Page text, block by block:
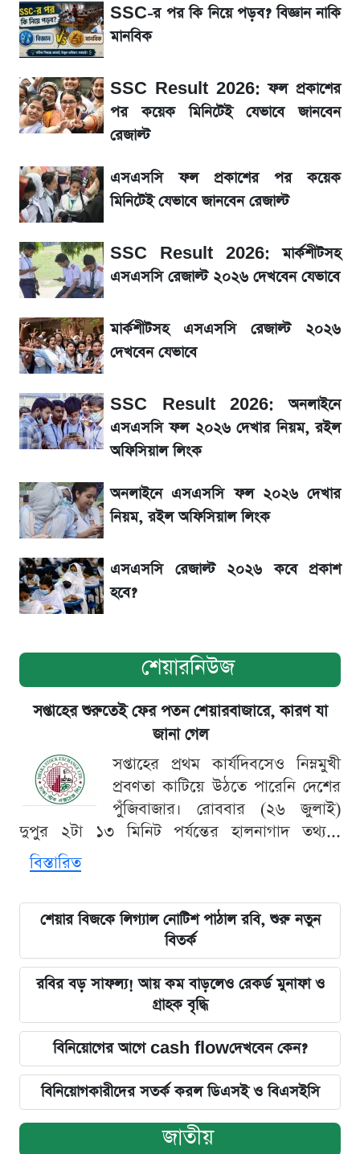
সাকিবের বাড়িতে হামলা নিয়ে মুখ খুললেন দিলীপ
ঘোষ
লিটনকে নিয়ে টিম ম্যানেজমেন্টের নতুন পরিকল্পনা
জেনে নিন আজকের সোনা ও রুপার সর্বশেষ দাম
আগামীকালই স্পষ্ট হবে এসএসসি ফল প্রকাশের
তারিখ
তাপমাত্রা নিয়ে নতুন পূর্বাভাস দিল আবহাওয়া অফিস
৬ আগস্ট দেশের বাজারে স্বর্ণের দাম
রবির বড় সাফল্য! আয় কম বাড়লেও রেকর্ড মুনাফা ও
গ্রাহক বৃদ্ধি
শেয়ার বিজকে লিগ্যাল নোটিশ পাঠাল রবি, শুরু নতুন
বিতর্ক
নিয়ম
SSC-র পর কি নিয়ে পড়ব? বিজ্ঞান নাকি
মানবিক
SSC Result 2026: ফল প্রকাশের
পর কয়েক মিনিটেই যেভাবে জানবেন
রেজাল্ট
এসএসসি ফল প্রকাশের পর কয়েক
মিনিটেই যেভাবে জানবেন রেজাল্ট
SSC Result 2026: মার্কশীটসহ
এসএসসি রেজাল্ট ২০২৬ দেখবেন যেভাবে
মার্কশীটসহ এসএসসি রেজাল্ট ২০২৬
দেখবেন যেভাবে
SSC Result 2026: অনলাইনে
এসএসসি ফল ২০২৬ দেখার নিয়ম, রইল
অফিসিয়াল লিংক
অনলাইনে এসএসসি ফল ২০২৬ দেখার
নিয়ম, রইল অফিসিয়াল লিংক
এসএসসি রেজাল্ট ২০২৬ কবে প্রকাশ
হবে?
শেয়ারনিউজ
সপ্তাহের শুরুতেই ফের পতন শেয়ারবাজারে, কারণ যা
জানা গেল
সপ্তাহের প্রথম কার্যদিবসেও নিম্নমুখী
প্রবণতা কাটিয়ে উঠতে পারেনি দেশের
পুঁজিবাজার। রোববার (২৬ জুলাই)
দুপুর ২টা ১৩ মিনিট পর্যন্তের হালনাগাদ তথ্য...
বিস্তারিত
শেয়ার বিজকে লিগ্যাল নোটিশ পাঠাল রবি, শুরু নতুন
বিতর্ক
রবির বড় সাফল্য! আয় কম বাড়লেও রেকর্ড মুনাফা ও
গ্রাহক বৃদ্ধি
বিনিয়োগের আগে cash flowদেখবেন কেন?
বিনিয়োগকারীদের সতর্ক করল ডিএসই ও বিএসইসি
জাতীয়